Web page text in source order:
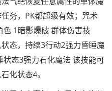
务，PK都超级有效；咒术
1暗影爆破 群体伤害技
态，持续3行动2强力昏睡魔
态3强力石化魔法 该技能可
化状态4。